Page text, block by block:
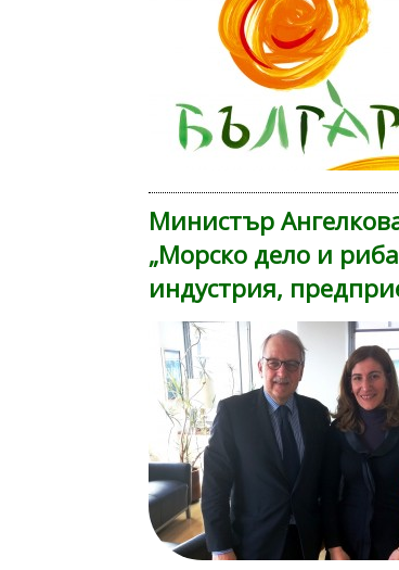
Министър
„Морско дело и
индустрия,